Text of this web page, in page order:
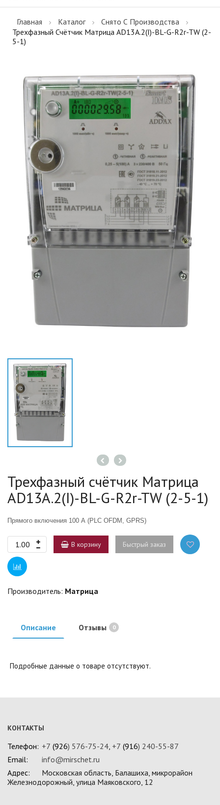
Главная Каталог
Снято С Производства
Трехфазный Счётчик Матрица AD13A.2(I)-BL-G-R2r-TW (2-
5-1)
Трехфазный счётчик Матрица
AD13A.2(I)-BL-G-R2r-TW (2-5-1)
Прямого включения 100 А (PLC OFDM, GPRS)
В корзину Быстрый заказ
Производитель: Матрица
Описание Отзывы 0
Подробные данные о товаре отсутствуют.
КОНТАКТЫ
Телефон: +7 (926) 576-75-24, +7 (916) 240-55-87
Email:
info@mirschet.ru
Адрес:
Московская область, Балашиха, микрорайон
Железнодорожный, улица Маяковского, 12